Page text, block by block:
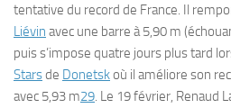
tentative du record de France. Il
Liévin avec une barre à 5,90 m
puis s’impose quatre jours plus tard
Starsde Donetskoù il améliore son
avec 5,93 m29. Le 19 février, Renaud